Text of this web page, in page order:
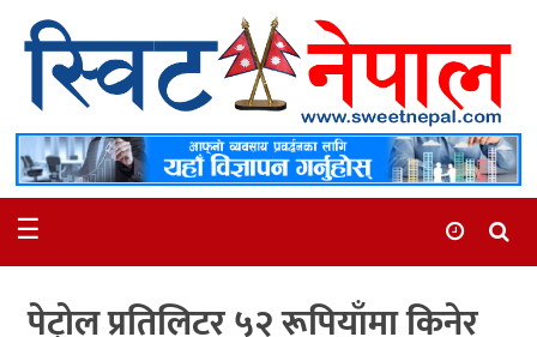
समाचार
स्थानीय
मनोरञ्जन
☰
पेट्रोल प्रतिलिटर ५२ रूपियाँमा किनेर